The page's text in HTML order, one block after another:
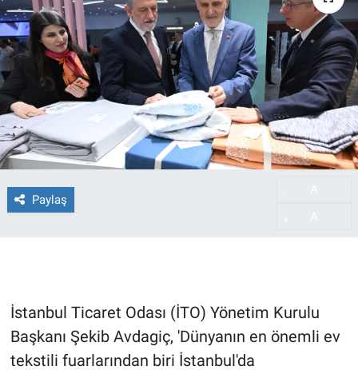
Paylaş
İstanbul Ticaret Odası (İTO) Yönetim Kurulu
Başkanı Şekib Avdagiç, 'Dünyanın en önemli ev
tekstili fuarlarından biri İstanbul'da
Haber Arşivi